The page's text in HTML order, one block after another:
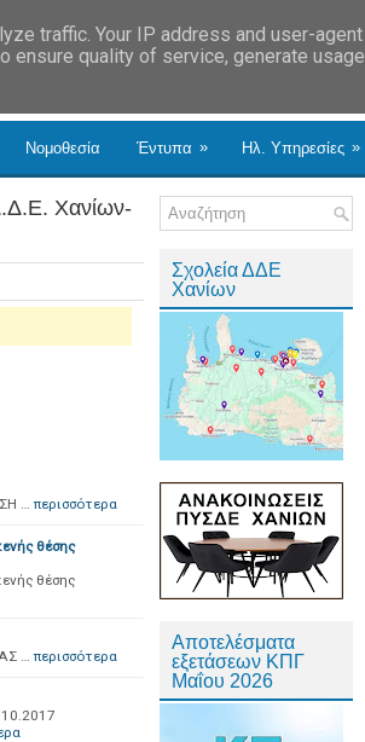
Νομοθεσία Έντυπα » Ηλ. Υπηρεσίες »
Χανίων-
… περισσότερα
θέσης
θέσης
… περισσότερα
Σχολεία ΔΔΕ
Χανίων
Αποτελέσματα
εξετάσεων ΚΠΓ
Μαΐου 2026
traffic. Your IP address and user-agent
ensure quality of service, generate usage